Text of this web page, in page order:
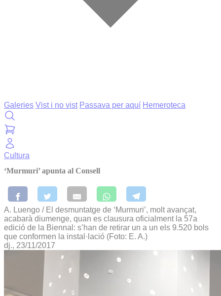
Galeries Vist i no vist Passava per aquí Hemeroteca
Cultura
‘Murmuri’ apunta al Consell
A. Luengo / El desmuntatge de ‘Murmuri’, molt avançat,
acabarà diumenge, quan es clausura oficialment la 57a
edició de la Biennal: s’han de retirar un a un els 9.520 bols
que conformen la instal·lació (Foto: E. A.)
dj., 23/11/2017